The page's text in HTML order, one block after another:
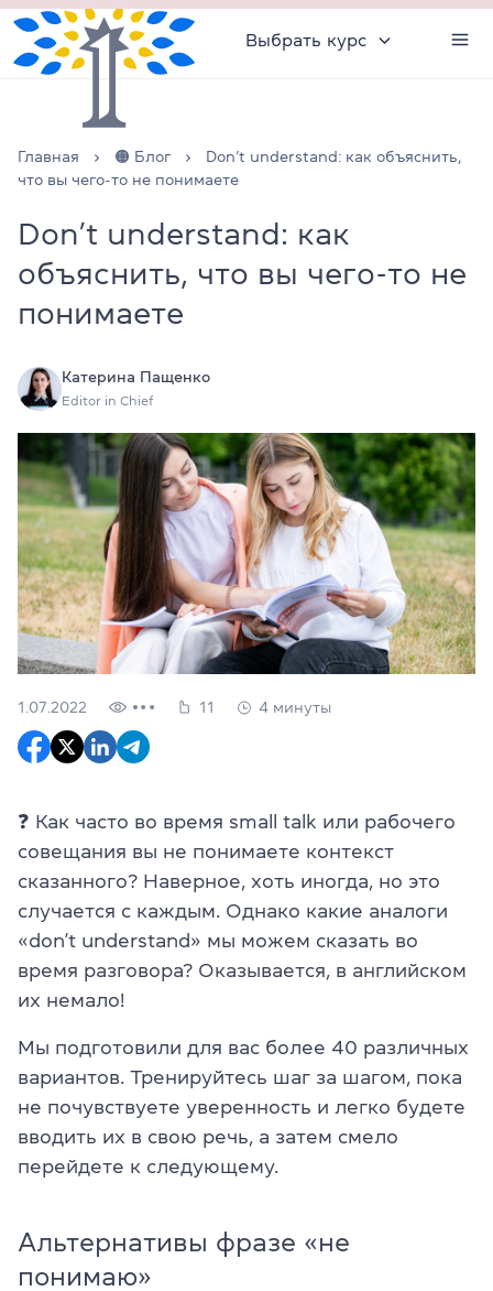
Выбрать курс
Главная 🟠 Блог
Don’t understand: как объяснить,
что вы чего-то не понимаете
Don’t understand: как
объяснить, что вы чего-то не
понимаете
Катерина Пащенко
Editor in Chief
1.07.2022 11 4 минуты
❓ Как часто во время small talk или рабочего
совещания вы не понимаете контекст
сказанного? Наверное, хоть иногда, но это
случается с каждым. Однако какие аналоги
«don’t understand» мы можем сказать во
время разговора? Оказывается, в английском
их немало!
Мы подготовили для вас более 40 различных
вариантов. Тренируйтесь шаг за шагом, пока
не почувствуете уверенность и легко будете
вводить их в свою речь, а затем смело
перейдете к следующему.
Альтернативы фразе «не
понимаю»